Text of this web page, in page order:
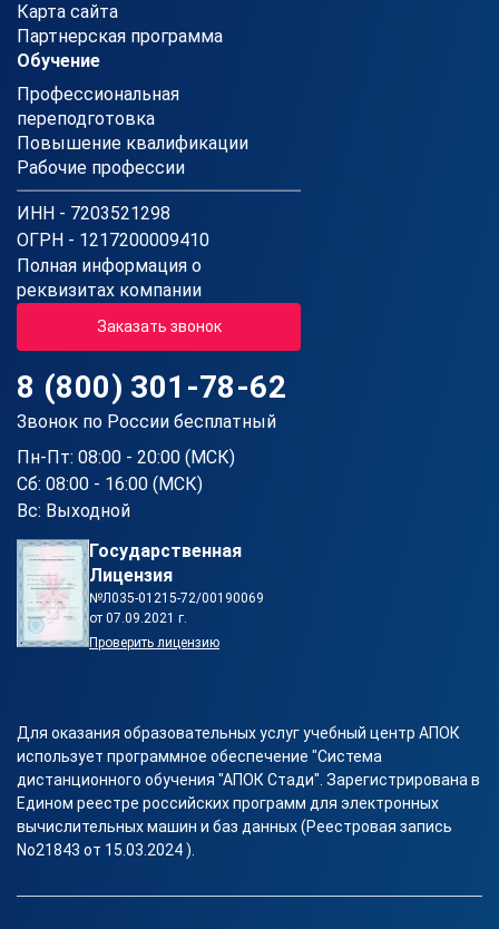
Карта сайта
Партнерская программа
Обучение
Профессиональная
переподготовка
Повышение квалификации
Рабочие профессии
ИНН - 7203521298
ОГРН - 1217200009410
Полная информация о
реквизитах компании
Заказать звонок
8 (800) 301-78-62
Звонок по России бесплатный
Пн-Пт: 08:00 - 20:00 (МСК)
Сб: 08:00 - 16:00 (МСК)
Вс: Выходной
Государственная
Лицензия
№Л035-01215-72/00190069
от 07.09.2021 г.
Проверить лицензию
Для оказания образовательных услуг учебный центр АПОК
использует программное обеспечение "Система
дистанционного обучения "АПОК Стади". Зарегистрирована в
Едином реестре российских программ для электронных
вычислительных машин и баз данных (Реестровая запись
No21843 от 15.03.2024 ).